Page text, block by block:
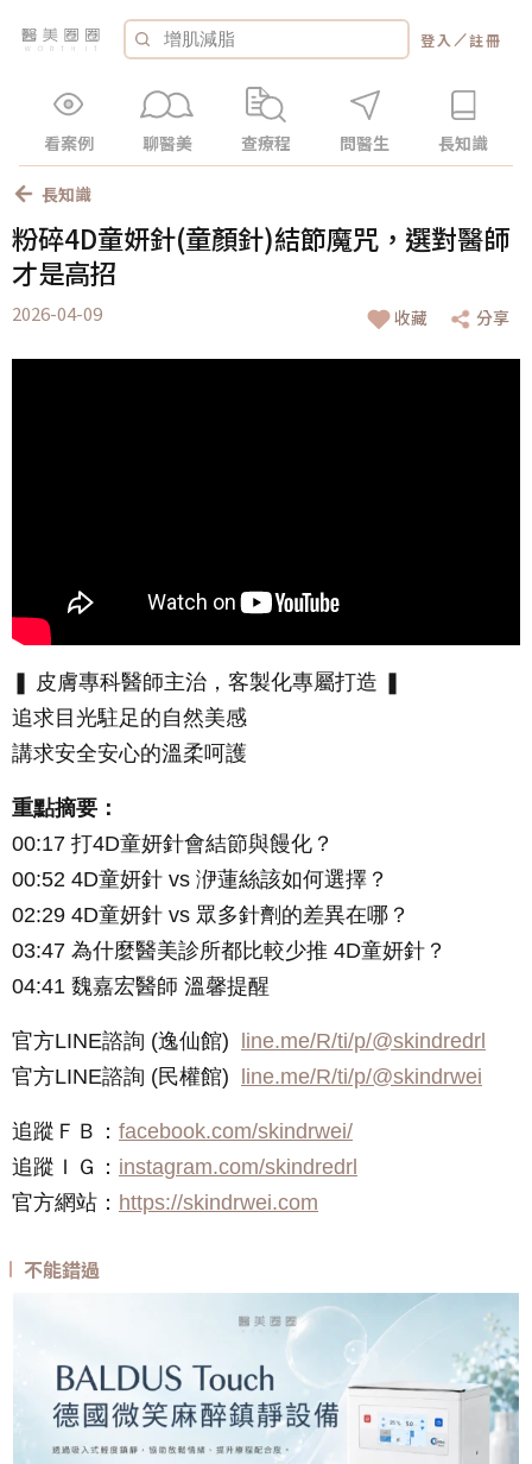
登入 ／註冊
看案例 聊醫美 查療程 問醫生 長知識
長知識
粉碎4D童妍針(童顏針)結節魔咒，選對醫師
才是高招
2026-04-09 收藏 分享
❚ 皮膚專科醫師主治，客製化專屬打造 ❚
追求目光駐足的自然美感
講求安全安心的溫柔呵護
重點摘要：
00:17 打4D童妍針會結節與饅化？
00:52 4D童妍針 vs 洢蓮絲該如何選擇？
02:29 4D童妍針 vs 眾多針劑的差異在哪？
03:47 為什麼醫美診所都比較少推 4D童妍針？
04:41 魏嘉宏醫師 溫馨提醒
官方LINE諮詢 (逸仙館)
line.me/R/ti/p/@skindredrl
官方LINE諮詢 (民權館)
line.me/R/ti/p/@skindrwei
追蹤ＦＢ： facebook.com/skindrwei/
追蹤ＩＧ： instagram.com/skindredrl
官方網站： https://skindrwei.com
不能錯過